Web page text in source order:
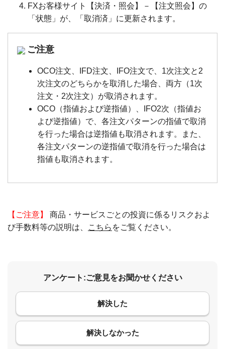
FXお客様サイト【決済・照会】－【注文照会】の
「状態」が、「取消済」に更新されます。
ご注意
OCO注文、IFD注文、IFO注文で、1次注文と2
次注文のどちらかを取消した場合、両方（1次
注文・2次注文）が取消されます。
OCO（指値および逆指値）、IFO2次（指値お
よび逆指値）で、各注文パターンの指値で取消
を行った場合は逆指値も取消されます。また、
各注文パターンの逆指値で取消を行った場合は
指値も取消されます。
【ご注意】
商品・サービスごとの投資に係るリスクおよ
び手数料等の説明は、
こちら をご覧ください。
アンケート:ご意見をお聞かせください
解決した
解決しなかった
コメント